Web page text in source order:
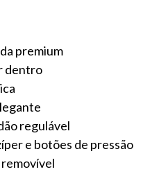
premium
dentro
regulável
e botões de pressão